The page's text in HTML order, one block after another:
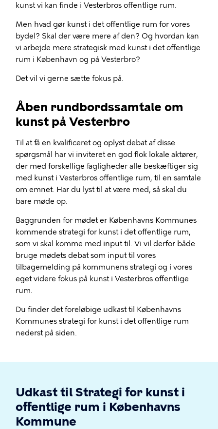
kunst vi kan finde i Vesterbros offentlige rum.
Men hvad gør kunst i det offentlige rum for vores
bydel? Skal der være mere af den? Og hvordan kan
vi arbejde mere strategisk med kunst i det offentlige
rum i København og på Vesterbro?
Det vil vi gerne sætte fokus på.
Åben rundbordssamtale om
kunst på Vesterbro
Til at få en kvalificeret og oplyst debat af disse
spørgsmål har vi inviteret en god flok lokale aktører,
der med forskellige fagligheder alle beskæftiger sig
med kunst i Vesterbros offentlige rum, til en samtale
om emnet. Har du lyst til at være med, så skal du
bare møde op.
Baggrunden for mødet er Københavns Kommunes
kommende strategi for kunst i det offentlige rum,
som vi skal komme med input til. Vi vil derfor både
bruge mødets debat som input til vores
tilbagemelding på kommunens strategi og i vores
eget videre fokus på kunst i Vesterbros offentlige
rum.
Du finder det foreløbige udkast til Københavns
Kommunes strategi for kunst i det offentlige rum
nederst på siden.
Udkast til Strategi for kunst i
offentlige rum i Københavns
Kommune